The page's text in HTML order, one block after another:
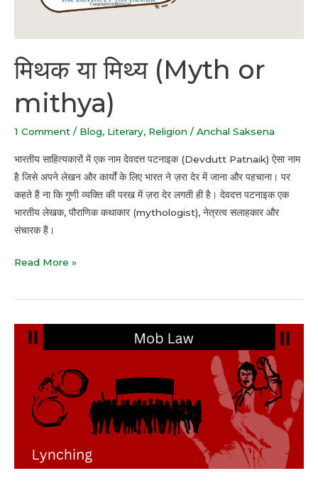
मिथक या मिथ्य (Myth or
mithya)
1 Comment / Blog, Literary, Religion / Anchal Saksena
भारतीय साहित्यकारों में एक नाम देवदत्त पटनाइक (Devdutt Patnaik) ऐसा नाम
है जिसे अपने लेखन और कार्यों के लिए भारत ने ज़रा देर में जाना और पहचाना। पर
कहते हैं ना कि गुणी व्यक्ति की परख में ज़रा देर लगती ही है। देवदत्त पटनाइक एक
भारतीय लेखक, पौराणिक कथाकार (mythologist), नेत्रत्व सलाहकार और
संचारक हैं।
Read More »
भीड़-
अभिशाप